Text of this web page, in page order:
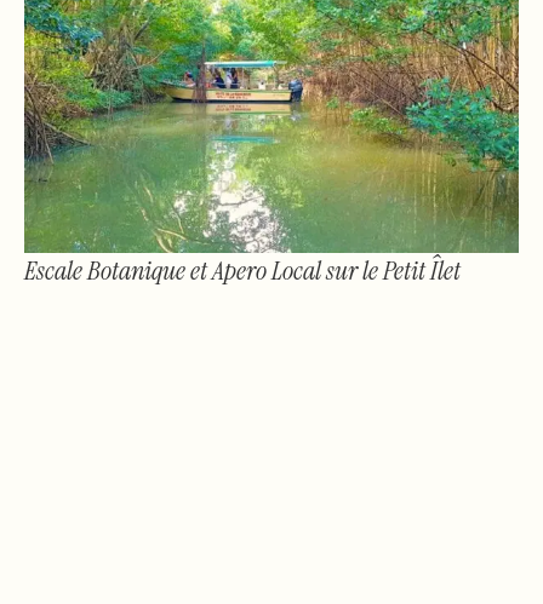
Escale Botanique et Apero Local sur le Petit Îlet